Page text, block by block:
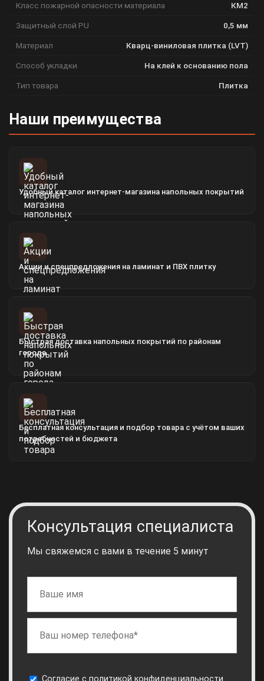
Класс пожарной опасности материала КМ2
Защитный слой PU 0,5 мм
Материал Кварц-виниловая плитка (LVT)
Способ укладки На клей к основанию пола
Тип товара Плитка
Наши преимущества
Удобный каталог интернет-магазина напольных покрытий
Акции и спецпредложения на ламинат и ПВХ плитку
Быстрая доставка напольных покрытий по районам
города
Бесплатная консультация и подбор товара с учётом ваших
потребностей и бюджета
Консультация специалиста
Мы свяжемся с вами в течение 5 минут